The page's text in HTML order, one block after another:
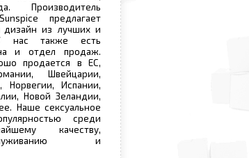
Производитель
предлагает
из лучших и
нас также есть
и отдел продаж.
продается в ЕС,
Швейцарии,
Испании,
Новой Зеландии,
Наше сексуальное
среди
качеству,
и